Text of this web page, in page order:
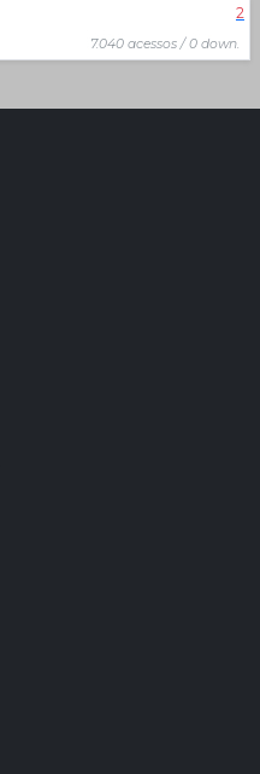
2
7.040 acessos / 0 down.
Next